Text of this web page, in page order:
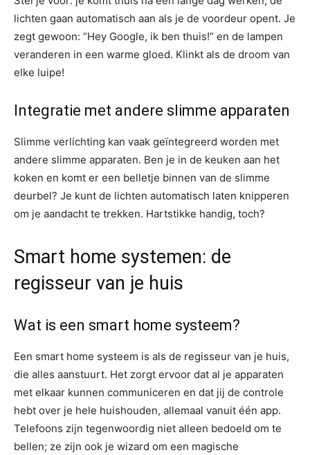
lichten gaan automatisch aan als je de voordeur opent. Je
zegt gewoon: “Hey Google, ik ben thuis!” en de lampen
veranderen in een warme gloed. Klinkt als de droom van
elke luipe!
Integratie met andere slimme apparaten
Slimme verlichting kan vaak geïntegreerd worden met
andere slimme apparaten. Ben je in de keuken aan het
koken en komt er een belletje binnen van de slimme
deurbel? Je kunt de lichten automatisch laten knipperen
om je aandacht te trekken. Hartstikke handig, toch?
Smart home systemen: de
regisseur van je huis
Wat is een smart home systeem?
Een smart home systeem is als de regisseur van je huis,
die alles aanstuurt. Het zorgt ervoor dat al je apparaten
met elkaar kunnen communiceren en dat jij de controle
hebt over je hele huishouden, allemaal vanuit één app.
Telefoons zijn tegenwoordig niet alleen bedoeld om te
bellen; ze zijn ook je wizard om een magische